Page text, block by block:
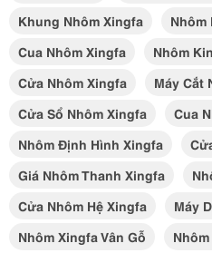
Khung Nhôm Xingfa
Nhôm
Cua Nhôm Xingfa
Nhôm
Cửa Nhôm Xingfa
Máy Cắt
Cửa Sổ Nhôm Xingfa
Cua
Nhôm Định Hình Xingfa
Giá Nhôm Thanh Xingfa
Cửa Nhôm Hệ Xingfa
Máy
Nhôm Xingfa Vân Gỗ